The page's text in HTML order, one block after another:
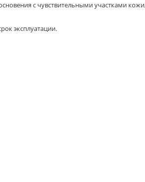
с чувствительными участками
эксплуатации.